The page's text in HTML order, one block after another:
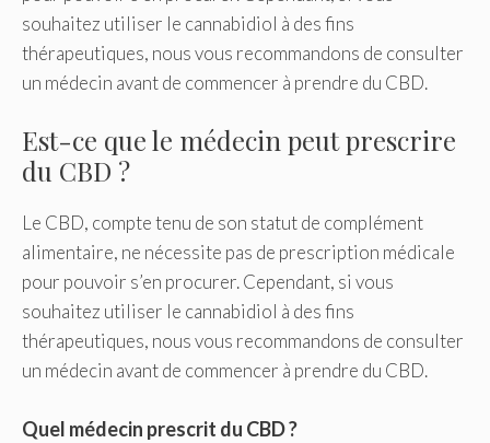
souhaitez utiliser le cannabidiol à des fins
thérapeutiques, nous vous recommandons de consulter
un médecin avant de commencer à prendre du CBD.
Est-ce que le médecin peut prescrire
du CBD ?
Le CBD, compte tenu de son statut de complément
alimentaire, ne nécessite pas de prescription médicale
pour pouvoir s’en procurer. Cependant, si vous
souhaitez utiliser le cannabidiol à des fins
thérapeutiques, nous vous recommandons de consulter
un médecin avant de commencer à prendre du CBD.
Quel médecin prescrit du CBD ?